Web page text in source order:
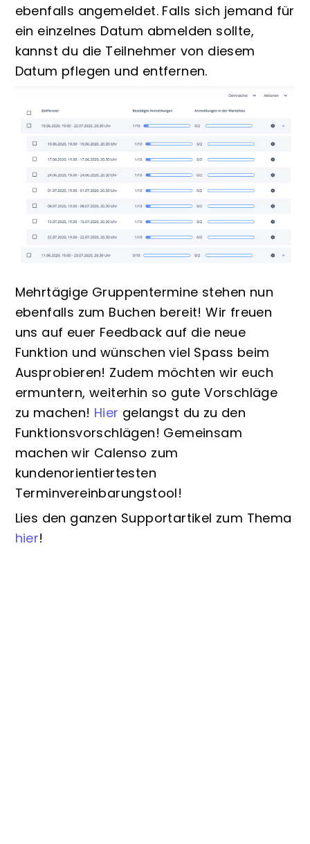
ebenfalls angemeldet. Falls sich jemand für
ein einzelnes Datum abmelden sollte,
kannst du die Teilnehmer von diesem
Datum pflegen und entfernen.
Mehrtägige Gruppentermine stehen nun
ebenfalls zum Buchen bereit! Wir freuen
uns auf euer Feedback auf die neue
Funktion und wünschen viel Spass beim
Ausprobieren! Zudem möchten wir euch
ermuntern, weiterhin so gute Vorschläge
zu machen! Hier gelangst du zu den
Funktionsvorschlägen! Gemeinsam
machen wir Calenso zum
kundenorientiertesten
Terminvereinbarungstool!
Lies den ganzen Supportartikel zum Thema
hier!